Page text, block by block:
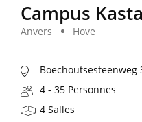
Campus
Anvers Hove
Boechoutsesteenweg
4 - 35 Personnes
4 Salles